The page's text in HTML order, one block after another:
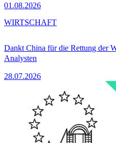
01.08.2026
Dankt China für die Rettung der
Analysten
28.07.2026
WIRTSCHAFT